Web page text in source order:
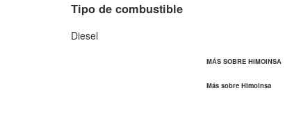
Tipo de combustible
Diesel
MÁS SOBRE HIMOINSA
Más sobre Himoinsa